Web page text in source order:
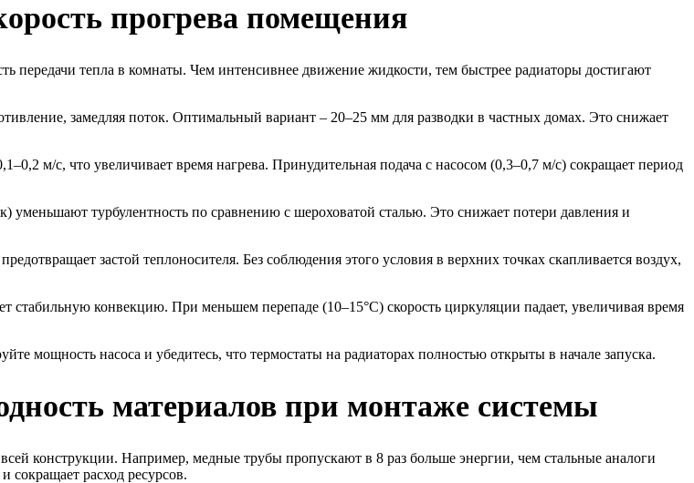
прогрева помещения
передачи тепла в комнаты. Чем интенсивнее движение жидкости, тем быстрее радиаторы достигают
замедляя поток. Оптимальный вариант – 20–25 мм для разводки в частных домах. Это снижает
м/с, что увеличивает время нагрева. Принудительная подача с насосом (0,3–0,7 м/с) сокращает период
уменьшают турбулентность по сравнению с шероховатой сталью. Это снижает потери давления и
застой теплоносителя. Без соблюдения этого условия в верхних точках скапливается воздух,
стабильную конвекцию. При меньшем перепаде (10–15°C) скорость циркуляции падает, увеличивая время
мощность насоса и убедитесь, что термостаты на радиаторах полностью открыты в начале запуска.
материалов при монтаже системы
конструкции. Например, медные трубы пропускают в 8 раз больше энергии, чем стальные аналоги
сокращает расход ресурсов.